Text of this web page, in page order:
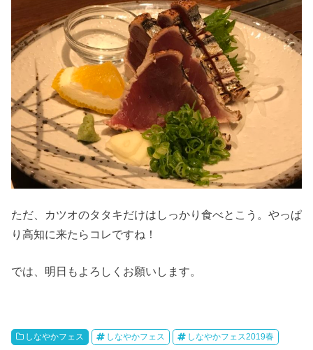
ただ、カツオのタタキだけはしっかり食べとこう。やっぱ
り高知に来たらコレですね！
では、明日もよろしくお願いします。
しなやかフェス しなやかフェス しなやかフェス2019春